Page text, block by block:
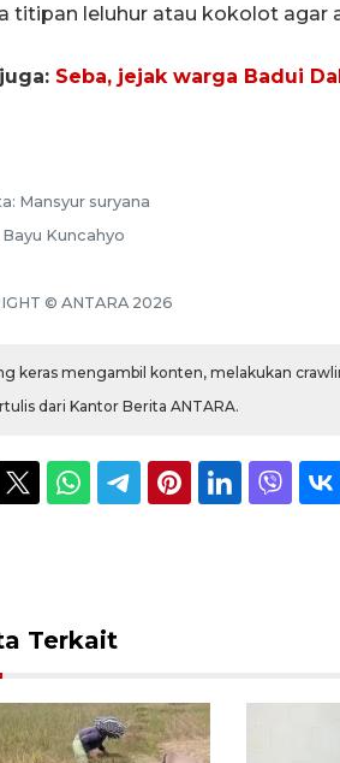
titipan leluhur atau kokolot agar
Seba, jejak warga Badui
Mansyur suryana
Kuncahyo
© ANTARA 2026
keras mengambil konten, melakukan
dari Kantor Berita ANTARA.
Terkait